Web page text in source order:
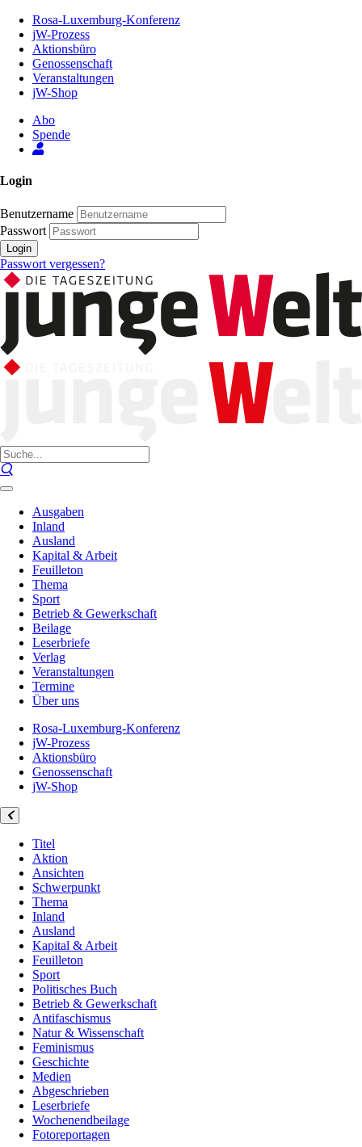
Inhalt
Seite
Rosa-Luxemburg-Konferenz
jW-Prozess
Aktionsbüro
Genossenschaft
Veranstaltungen
jW-Shop
Abo
Spende
Login
Benutzername
Passwort
Login
Passwort vergessen?
Ausgaben
Inland
Ausland
Kapital & Arbeit
Feuilleton
Thema
Sport
Betrieb & Gewerkschaft
Beilage
Leserbriefe
Verlag
Veranstaltungen
Termine
Über uns
Rosa-Luxemburg-Konferenz
jW-Prozess
Aktionsbüro
Genossenschaft
jW-Shop
Titel
Aktion
Ansichten
Schwerpunkt
Thema
Inland
Ausland
Kapital & Arbeit
Feuilleton
Sport
Politisches Buch
Betrieb & Gewerkschaft
Antifaschismus
Natur & Wissenschaft
Feminismus
Geschichte
Medien
Abgeschrieben
Leserbriefe
Wochenendbeilage
Fotoreportagen